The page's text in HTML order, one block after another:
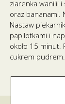
ziarenka wanilii i
oraz bananami.
Nastaw
papilotkami i
około 15 minut.
cukrem pudrem.